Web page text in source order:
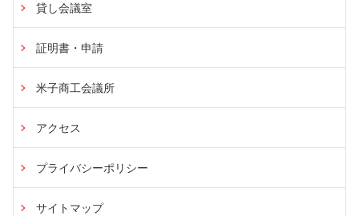
貸し会議室
証明書・申請
米子商工会議所
アクセス
プライバシーポリシー
サイトマップ